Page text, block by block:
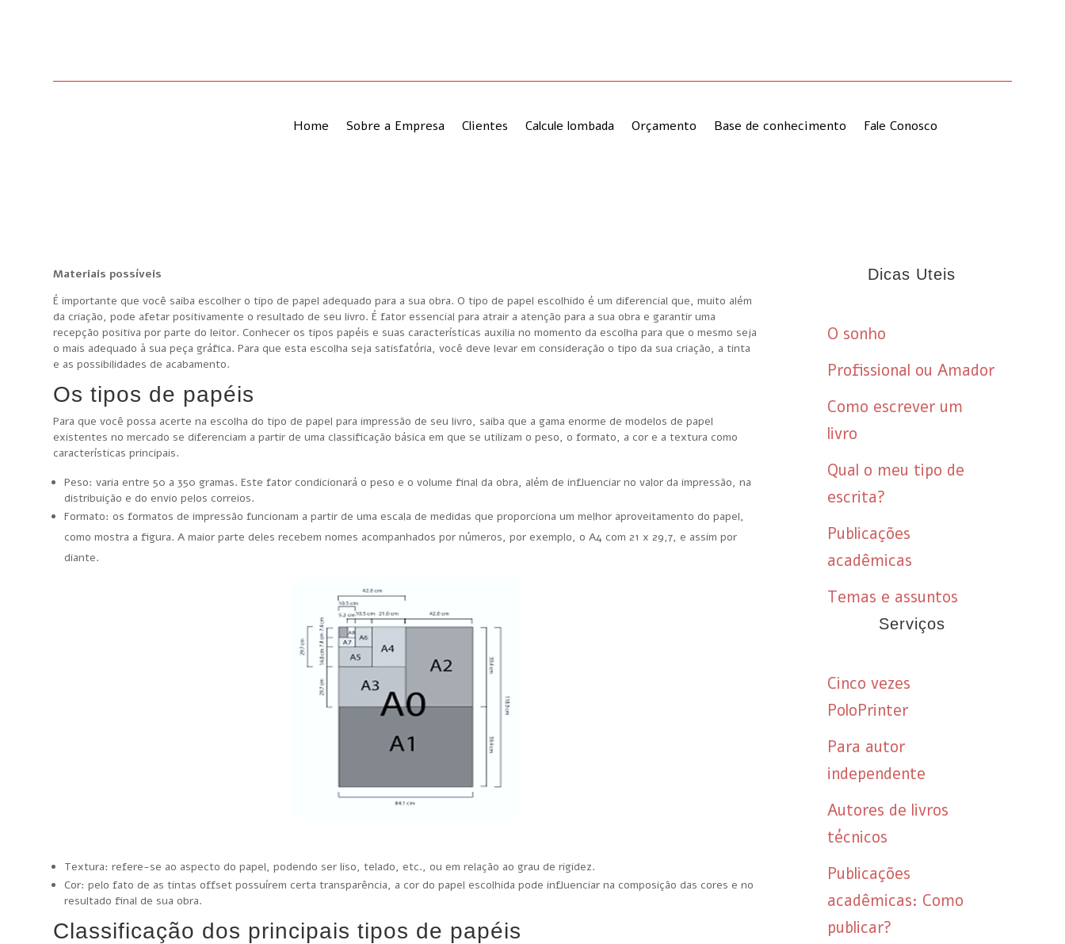
Home Sobre a Empresa Clientes Calcule lombada Orçamento Base de conhecimento Fale Conosco
Materiais possíveis
É importante que você saiba escolher o tipo de papel adequado para a sua obra. O tipo de papel escolhido é um diferencial que, muito além
da criação, pode afetar positivamente o resultado de seu livro. É fator essencial para atrair a atenção para a sua obra e garantir uma
recepção positiva por parte do leitor. Conhecer os tipos papéis e suas características auxilia no momento da escolha para que o mesmo seja
o mais adequado à sua peça gráfica. Para que esta escolha seja satisfatória, você deve levar em consideração o tipo da sua criação, a tinta
e as possibilidades de acabamento.
Os tipos de papéis
Para que você possa acerte na escolha do tipo de papel para impressão de seu livro, saiba que a gama enorme de modelos de papel
existentes no mercado se diferenciam a partir de uma classificação básica em que se utilizam o peso, o formato, a cor e a textura como
características principais.
Peso: varia entre 50 a 350 gramas. Este fator condicionará o peso e o volume final da obra, além de influenciar no valor da impressão, na
distribuição e do envio pelos correios.
Formato: os formatos de impressão funcionam a partir de uma escala de medidas que proporciona um melhor aproveitamento do papel,
como mostra a figura. A maior parte deles recebem nomes acompanhados por números, por exemplo, o A4 com 21 x 29,7, e assim por
diante.
Textura: refere-se ao aspecto do papel, podendo ser liso, telado, etc., ou em relação ao grau de rigidez.
Cor: pelo fato de as tintas offset possuírem certa transparência, a cor do papel escolhida pode influenciar na composição das cores e no
resultado final de sua obra.
Classificação dos principais tipos de papéis
Dicas Uteis
O sonho
Profissional ou Amador
Como escrever um
livro
Qual o meu tipo de
escrita?
Publicações
acadêmicas
Temas e assuntos
Serviços
Cinco vezes
PoloPrinter
Para autor
independente
Autores de livros
técnicos
Publicações
acadêmicas: Como
publicar?